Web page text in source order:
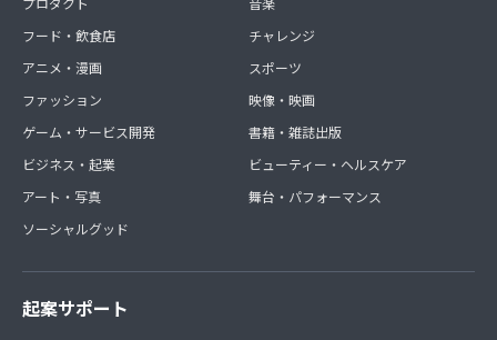
フード・飲食店
アニメ・漫画
ファッション
ゲーム・サービス開発
ビジネス・起業
アート・写真
ソーシャルグッド
チャレンジ
スポーツ
映像・映画
書籍・雑誌出版
ビューティー・ヘルスケア
舞台・パフォーマンス
起案サポート